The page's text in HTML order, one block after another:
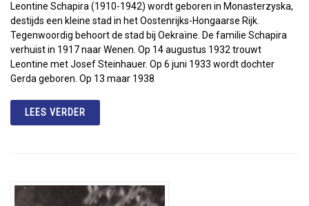
Leontine Schapira (1910-1942) wordt geboren in Monasterzyska,
destijds een kleine stad in het Oostenrijks-Hongaarse Rijk.
Tegenwoordig behoort de stad bij Oekraïne. De familie Schapira
verhuist in 1917 naar Wenen. Op 14 augustus 1932 trouwt
Leontine met Josef Steinhauer. Op 6 juni 1933 wordt dochter
Gerda geboren. Op 13 maar 1938
LEES VERDER